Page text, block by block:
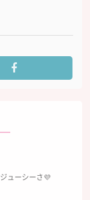
ューシーさ💜